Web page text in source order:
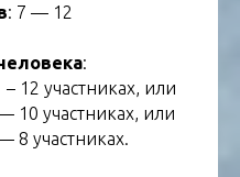
: 7 — 12
:
12 участниках, или
10 участниках, или
8 участниках.